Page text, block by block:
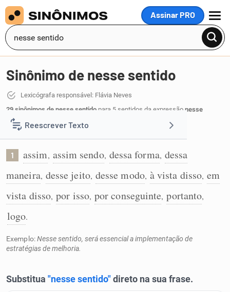
Assinar PRO
MENU
Reescrever Texto
Resumir Texto
Corrigir Texto
Humanizador de IA
Sinônimo de nesse sentido
Lexicógrafa responsável: Flávia Neves
29 sinônimos de nesse sentido para 5 sentidos da expressão nesse
sentido
1 assim, assim sendo, dessa forma, dessa
maneira, desse jeito, desse modo, à vista disso, em
vista disso, por isso, por conseguinte, portanto,
logo.
Exemplo:Nesse sentido, será essencial a implementação de
estratégias de melhoria.